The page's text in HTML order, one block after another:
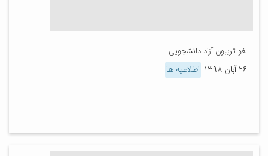
لغو تریبون آزاد دانشجویی
۲۶ آبان ۱۳۹۸ اطلاعیه ها